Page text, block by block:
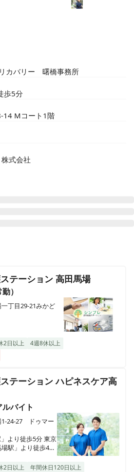
カバリー　曙橋事務所
歩5分
14 Mコート1階
式会社
5-8 オフィスジョン武庫之荘東
カバリー兵庫 西宮事務所
21 AXIS LIFE 甲子園口701
リカバリー高知 南国事務所
村ハイツ1F
カバリー高知 高知事務所
テーション 高田馬場
）
丁目29-21みかど
2日以上
4週8休以上
テーション ハピネスケア高
バイト
1-24-27 ドゥマー
より徒歩5分 東京
駅」より徒歩4分
2日以上
年間休日120日以上